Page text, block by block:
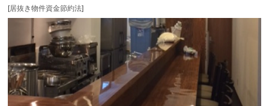
[居抜き物件資金節約法]